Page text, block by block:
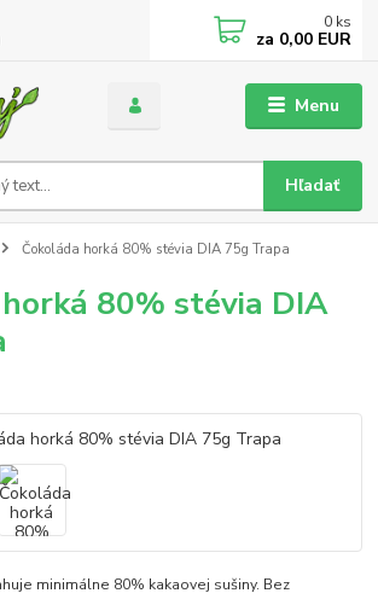
Menu
Hľadať
0 ks
za 0,00 EUR
Čokoláda horká 80% stévia DIA 75g Trapa
80% stévia DIA
minimálne 80% kakaovej sušiny. Bez